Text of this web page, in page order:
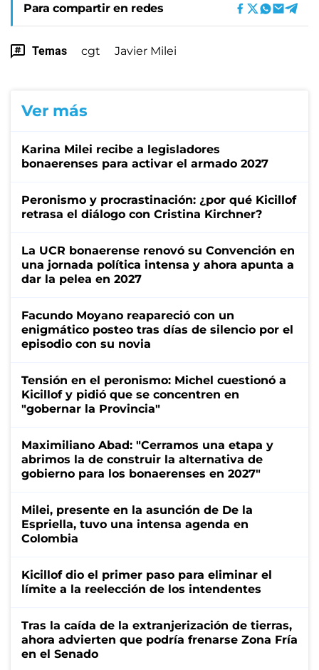
Para compartir en redes
Temas cgt Javier Milei
Ver más
Karina Milei recibe a legisladores
bonaerenses para activar el armado 2027
Peronismo y procrastinación: ¿por qué Kicillof
retrasa el diálogo con Cristina Kirchner?
La UCR bonaerense renovó su Convención en
una jornada política intensa y ahora apunta a
dar la pelea en 2027
Facundo Moyano reapareció con un
enigmático posteo tras días de silencio por el
episodio con su novia
Tensión en el peronismo: Michel cuestionó a
Kicillof y pidió que se concentren en
"gobernar la Provincia"
Maximiliano Abad: "Cerramos una etapa y
abrimos la de construir la alternativa de
gobierno para los bonaerenses en 2027"
Milei, presente en la asunción de De la
Espriella, tuvo una intensa agenda en
Colombia
Kicillof dio el primer paso para eliminar el
límite a la reelección de los intendentes
Tras la caída de la extranjerización de tierras,
ahora advierten que podría frenarse Zona Fría
en el Senado